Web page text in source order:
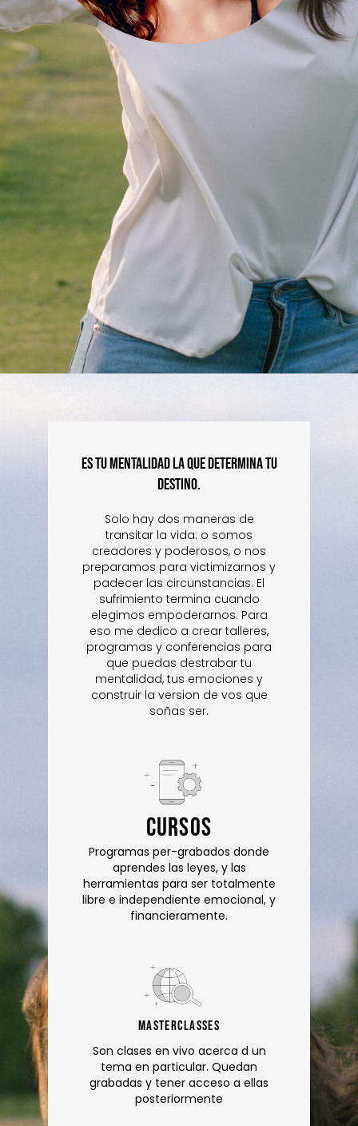
ES TU MENTALIDAD LA QUE DETERMINA TU
DESTINO.
Solo hay dos maneras de
transitar la vida: o somos
creadores y poderosos, o nos
preparamos para victimizarnos y
padecer las circunstancias. El
sufrimiento termina cuando
elegimos empoderarnos. Para
eso me dedico a crear talleres,
programas y conferencias para
que puedas destrabar tu
mentalidad, tus emociones y
construir la version de vos que
soñas ser.
CURSOS
Programas per-grabados donde
aprendes las leyes, y las
herramientas para ser totalmente
libre e independiente emocional, y
financieramente.
masterclasses
Son clases en vivo acerca d un
tema en particular. Quedan
grabadas y tener acceso a ellas
posteriormente